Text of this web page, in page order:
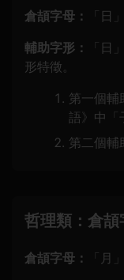
倉頡字母：
「日
輔助字形：
「日
形特徵。
第一個輔
語》中「
第二個輔
哲理類：倉頡
倉頡字母：
「月